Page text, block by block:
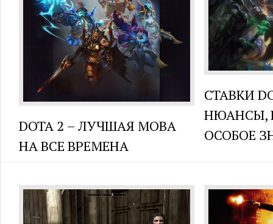
DOTA 2 – ЛУЧШАЯ MOBA
НА ВСЕ ВРЕМЕНА
СТАВКИ
НЮАНСЫ,
ОСОБОЕ